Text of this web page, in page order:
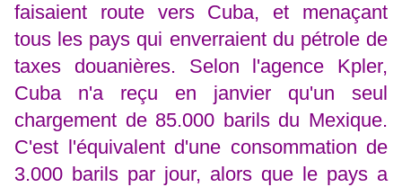
faisaient route vers Cuba, et menaçant
tous les pays qui enverraient du pétrole de
taxes douanières. Selon l'agence Kpler,
Cuba n'a reçu en janvier qu'un seul
chargement de 85.000 barils du Mexique.
C'est l'équivalent d'une consommation de
3.000 barils par jour, alors que le pays a